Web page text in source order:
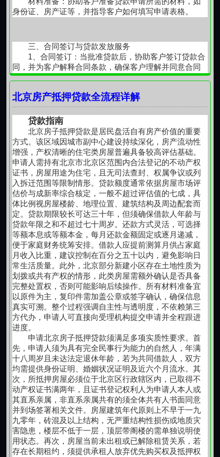
1. 北京地区通用政策：
主体准入：必须北京本地注册企业，经营满 3
实际经营、无流水、无纳税记录直接拒贷）。
经营真实性：需提供近 6 个月对公 / 个人流水、
购销合同、纳税证明、场地租赁合同，核查 “经
营地址、流水、合同” 三匹配。
三、提放保业务 + 企业贷款政策详解
1. 提放保业务
1.产品定义全称 “房屋抵押履约保证保险”，由保
险公司提供阶段性担保，银行先放款、后抵
押，解决传统 “先还后贷” 的过桥成本与断贷风
险。
2.核心优势（对比传统过桥）放款极速：审批通
过即放款，1-2 天到账，传统模式需 7-15 天。
成本极低：保费按单笔收取（90 天周期约
0.5%）
传统过桥日息 0.1%-0.2%，成本节省 80% 以
上。零断贷风险：保险兜底，抵押手续后置办
理，避免转贷资金断裂。
额度 / 期限：单户最高 3000 万，最长 20 年，
支持先息后本。
3.办理流程提交材料（营业执照、流水、抵押物
证明） 银行审批（1 天）
保险公司核保 出具履约保证保险保单；
银行凭保单当日放款；放款后 30 天内办理抵押
登记，保单自动失效。
2. 企业贷款创新政策
（1）流水贷（纯信用，无需抵押）利率：
2.35%-2.8%，单户最高 500 万，期限 1-3 年。
准入：企业满 6 个月，近 6 个月对公流水≥100
万，无逾期，法人征信良好。
（2）专精特新科技 / 外贸企业专项贷
利率：2.2%-3%，较普通企业低 0.2 个百分
点。额度：单户最高 2000 万，抵押率 80%
（普通企业 70%）。
（三）中介包过承诺，交了钱就能搞定
我们近期接触了多位被中介坑过的客户，发现所有"包
过"套路都有这几个共同特征：
"包过"中介的六步骗局：
低价诱饵：299元、999元"评估费"
虚假承诺："我们有银行内部关系"
材料造假： 伪造流水、经营证明
层层加码：评估费→包装费→渠道费
推卸责任：银行政策变了、您资质不够
人间蒸发：钱收了，事没办
（四）抵押贷款只能用于买房装修
资金虽可用于多种用途，但受到相应限制。
北京房产抵押贷款的四大合法用途：
1.企业经营（最推荐）：流动资金周转、设备采购、扩大
生产
优势：利率最低，额度最高
2. 个人消费：子女教育（国内外）、医疗费用、家庭装
修、旅游消费
3. 债务优化：高息贷款置换、信用卡债务整合、多笔贷
款合并
身份证、房产证等，并指导客户如何填写申请表格。
三、合同签订与贷款发放服务
1、合同签订：当批准贷款后，协助客户签订贷款合
同，并为客户解释合同条款，确保客户理解并同意合同
内容。
贷款资金转入客户指定的账户。
四、贷后管理服务
1、还款监督：协助进行贷后管理。
2、风险提示：为客户提供还款提醒、风险提示等服
务，帮助客户合理规划财务安排。
五、服务特色
公司具有快速审批、高额度贷款、低门槛贷款、灵
活还款等特点。客户可根据自身需求选择先息后本等多
种还款方式。此外，公司还提供一站式贷款服务平台，
方便客户快速获取贷款方案。
公司为客户提供从贷款咨询、申请、合同签订到贷
款发放和贷后管理的全方位服务。客户可根据自身需求
选择适合的贷款产品和还款方式，享受高效、便捷、安
全的贷款服务。
北京房产抵押贷款全流程详解
贷款指南
北京房子抵押贷款是居民盘活自有房产价值的重要
方式。该区域因城市副中心建设持续深化，房产流动性
增强，产权清晰的住宅类房屋普遍具备较高评估基础。
申请人需持有北京市北京区范围内合法登记的不动产权
证书，房屋用途为住宅，且无司法查封、权属争议或列
入拆迁范围等限制情形。贷款额度通常依据房屋市场评
估价与成新率综合核定，一般不超过评估值的七成，具
体比例视房屋楼龄、地理位置、建筑结构及周边配套而
定。贷款期限较长可达三十年，但须确保借款人年龄与
贷款年限之和不超过七十周岁。还款方式灵活，可选择
等额本息或等额本金，每月还款金额固定或逐月递减，
便于家庭财务统筹安排。借款人应提前测算月供占家庭
月收入比重，建议控制在百分之五十以内，避免影响日
常生活质量。此外，北京部分新建小区存在土地性质为
划拨或共有产权的情形，此类房屋需额外确认是否具备
完整处置权，否则可能影响后续操作。所有材料准备宜
以原件为主，复印件需加盖公章或签字确认，确保信息
真实可溯。整个过程强调自主性与透明度，不依赖第三
方代办，申请人可直接向受理机构提交申请并全程跟进
进度。
申请北京房子抵押贷款须满足多项实质性要求。首
先，申请人须为具有完全民事行为能力的自然人，年满
十八周岁且未达法定退休年龄，若为共同借款人，双方
均需提供身份证明、婚姻状况证明及近六个月流水。其
次，所抵押房屋必须位于北京区行政辖区内，已取得不
动产权证书满两年，且证书登记权利人为申请人本人或
其直系亲属，非直系亲属共有的须全体共有人书面同意
并到场签署相关文件。房屋建筑年代原则上不早于一九
九零年，砖混及以上结构，无严重结构性损伤或地质灾
害隐患，楼层不低于一层，顶层带阁楼的需单独说明使
用状态。再次，房屋当前未出租或已解除租赁关系，若
存在长期租约，须提供承租人放弃优先购买权及抵押权